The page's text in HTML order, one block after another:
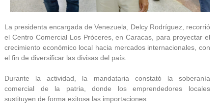
La presidenta encargada de Venezuela, Delcy Rodríguez, recorrió
el Centro Comercial Los Próceres, en Caracas, para proyectar el
crecimiento económico local hacia mercados internacionales, con
el fin de diversificar las divisas del país.
Durante la actividad, la mandataria constató la soberanía
comercial de la patria, donde los emprendedores locales
sustituyen de forma exitosa las importaciones.